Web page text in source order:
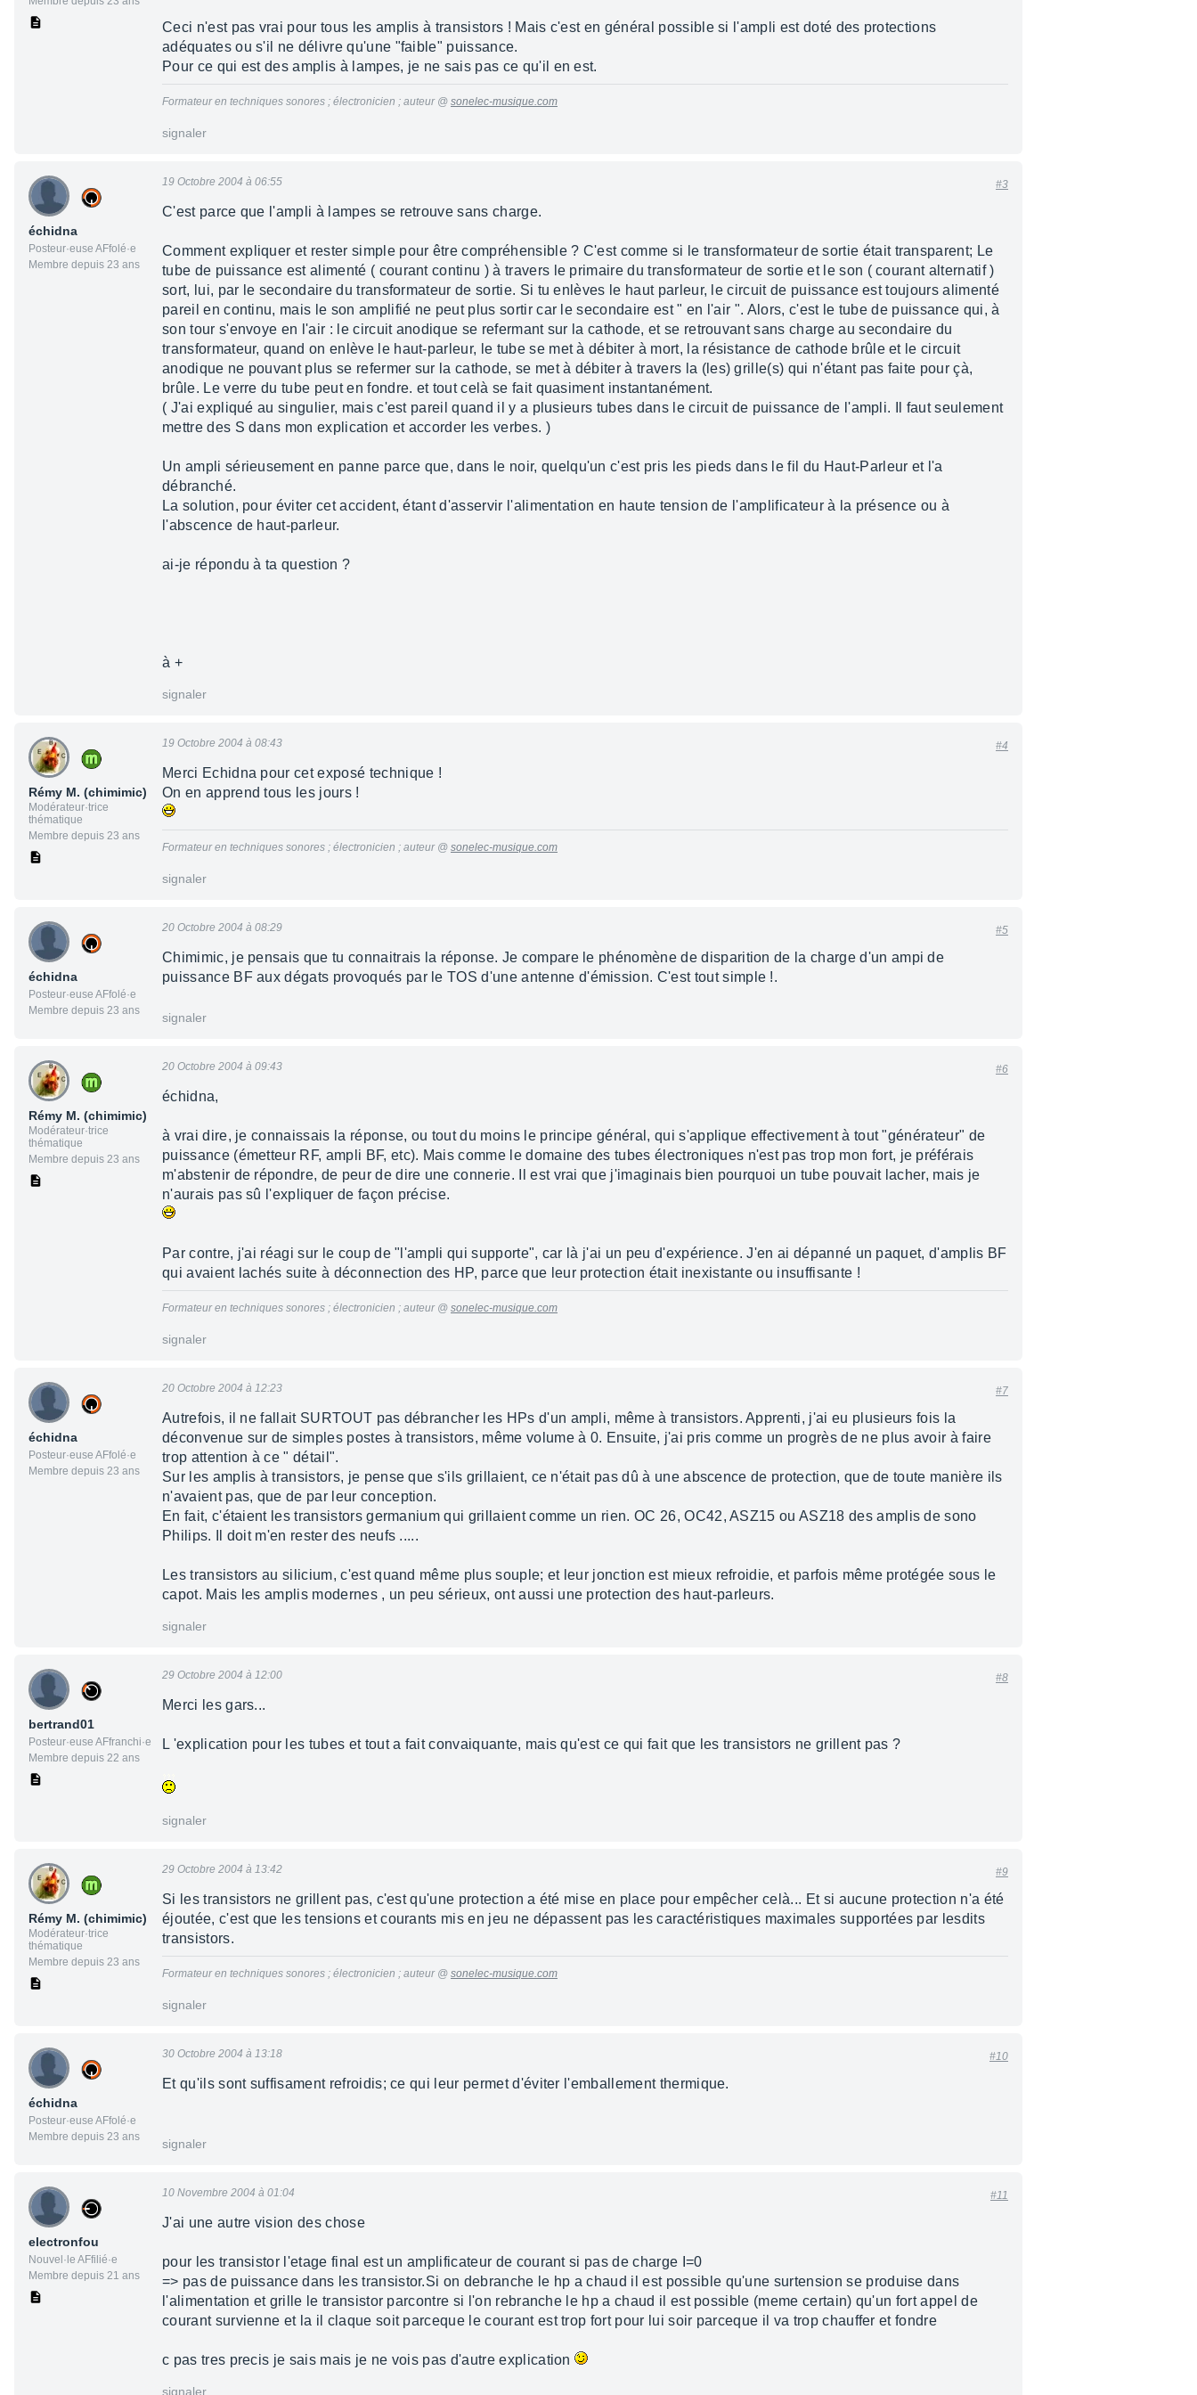
Ceci n'est pas vrai pour tous les amplis à transistors ! Mais c'est en général possible si l'ampli est doté des protections
adéquates ou s'il ne délivre qu'une "faible" puissance.
Pour ce qui est des amplis à lampes, je ne sais pas ce qu'il en est.
Formateur en techniques sonores ; électronicien ; auteur @ sonelec-musique.com
signaler
échidna
Posteur·euse AFfolé·e
Membre depuis 23 ans
19 Octobre 2004 à 06:55 #3
C'est parce que l'ampli à lampes se retrouve sans charge.
Comment expliquer et rester simple pour être compréhensible ? C'est comme si le transformateur de sortie était transparent; Le
tube de puissance est alimenté ( courant continu ) à travers le primaire du transformateur de sortie et le son ( courant alternatif )
sort, lui, par le secondaire du transformateur de sortie. Si tu enlèves le haut parleur, le circuit de puissance est toujours alimenté
pareil en continu, mais le son amplifié ne peut plus sortir car le secondaire est " en l'air ". Alors, c'est le tube de puissance qui, à
son tour s'envoye en l'air : le circuit anodique se refermant sur la cathode, et se retrouvant sans charge au secondaire du
transformateur, quand on enlève le haut-parleur, le tube se met à débiter à mort, la résistance de cathode brûle et le circuit
anodique ne pouvant plus se refermer sur la cathode, se met à débiter à travers la (les) grille(s) qui n'étant pas faite pour çà,
brûle. Le verre du tube peut en fondre. et tout celà se fait quasiment instantanément.
( J'ai expliqué au singulier, mais c'est pareil quand il y a plusieurs tubes dans le circuit de puissance de l'ampli. Il faut seulement
mettre des S dans mon explication et accorder les verbes. )
Un ampli sérieusement en panne parce que, dans le noir, quelqu'un c'est pris les pieds dans le fil du Haut-Parleur et l'a
débranché.
La solution, pour éviter cet accident, étant d'asservir l'alimentation en haute tension de l'amplificateur à la présence ou à
l'abscence de haut-parleur.
ai-je répondu à ta question ?
à +
signaler
Rémy M. (chimimic)
Modérateur·trice
thématique
Membre depuis 23 ans
19 Octobre 2004 à 08:43 #4
Merci Echidna pour cet exposé technique !
On en apprend tous les jours !
Formateur en techniques sonores ; électronicien ; auteur @ sonelec-musique.com
signaler
échidna
Posteur·euse AFfolé·e
Membre depuis 23 ans
20 Octobre 2004 à 08:29 #5
Chimimic, je pensais que tu connaitrais la réponse. Je compare le phénomène de disparition de la charge d'un ampi de
puissance BF aux dégats provoqués par le TOS d'une antenne d'émission. C'est tout simple !.
signaler
Rémy M. (chimimic)
Modérateur·trice
thématique
Membre depuis 23 ans
20 Octobre 2004 à 09:43 #6
échidna,
à vrai dire, je connaissais la réponse, ou tout du moins le principe général, qui s'applique effectivement à tout "générateur" de
puissance (émetteur RF, ampli BF, etc). Mais comme le domaine des tubes électroniques n'est pas trop mon fort, je préférais
m'abstenir de répondre, de peur de dire une connerie. Il est vrai que j'imaginais bien pourquoi un tube pouvait lacher, mais je
n'aurais pas sû l'expliquer de façon précise.
Par contre, j'ai réagi sur le coup de "l'ampli qui supporte", car là j'ai un peu d'expérience. J'en ai dépanné un paquet, d'amplis BF
qui avaient lachés suite à déconnection des HP, parce que leur protection était inexistante ou insuffisante !
Formateur en techniques sonores ; électronicien ; auteur @ sonelec-musique.com
signaler
échidna
Posteur·euse AFfolé·e
Membre depuis 23 ans
20 Octobre 2004 à 12:23 #7
Autrefois, il ne fallait SURTOUT pas débrancher les HPs d'un ampli, même à transistors. Apprenti, j'ai eu plusieurs fois la
déconvenue sur de simples postes à transistors, même volume à 0. Ensuite, j'ai pris comme un progrès de ne plus avoir à faire
trop attention à ce " détail".
Sur les amplis à transistors, je pense que s'ils grillaient, ce n'était pas dû à une abscence de protection, que de toute manière ils
n'avaient pas, que de par leur conception.
En fait, c'étaient les transistors germanium qui grillaient comme un rien. OC 26, OC42, ASZ15 ou ASZ18 des amplis de sono
Philips. Il doit m'en rester des neufs .....
Les transistors au silicium, c'est quand même plus souple; et leur jonction est mieux refroidie, et parfois même protégée sous le
capot. Mais les amplis modernes , un peu sérieux, ont aussi une protection des haut-parleurs.
signaler
bertrand01
Posteur·euse AFfranchi·e
Membre depuis 22 ans
29 Octobre 2004 à 12:00 #8
Merci les gars...
L 'explication pour les tubes et tout a fait convaiquante, mais qu'est ce qui fait que les transistors ne grillent pas ?
signaler
Rémy M. (chimimic)
Modérateur·trice
thématique
Membre depuis 23 ans
29 Octobre 2004 à 13:42 #9
Si les transistors ne grillent pas, c'est qu'une protection a été mise en place pour empêcher celà... Et si aucune protection n'a été
éjoutée, c'est que les tensions et courants mis en jeu ne dépassent pas les caractéristiques maximales supportées par lesdits
transistors.
Formateur en techniques sonores ; électronicien ; auteur @ sonelec-musique.com
signaler
échidna
Posteur·euse AFfolé·e
Membre depuis 23 ans
30 Octobre 2004 à 13:18 #10
Et qu'ils sont suffisament refroidis; ce qui leur permet d'éviter l'emballement thermique.
signaler
electronfou
Nouvel·le AFfilié·e
Membre depuis 21 ans
10 Novembre 2004 à 01:04 #11
J'ai une autre vision des chose
pour les transistor l'etage final est un amplificateur de courant si pas de charge I=0
=> pas de puissance dans les transistor.Si on debranche le hp a chaud il est possible qu'une surtension se produise dans
l'alimentation et grille le transistor parcontre si l'on rebranche le hp a chaud il est possible (meme certain) qu'un fort appel de
courant survienne et la il claque soit parceque le courant est trop fort pour lui soir parceque il va trop chauffer et fondre
c pas tres precis je sais mais je ne vois pas d'autre explication
signaler